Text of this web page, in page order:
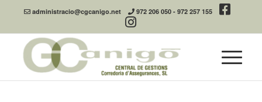
administracio@cgcanigo.net 972 206 050 -972 257 155